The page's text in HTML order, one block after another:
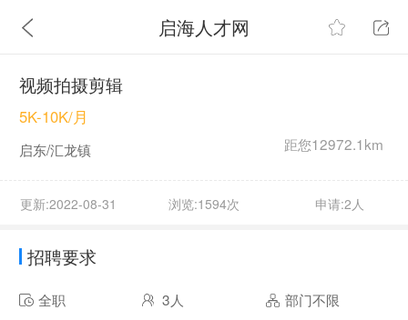
启海人才网
视频拍摄剪辑
距您12972.1km
5K-10K/月
启东/汇龙镇
更新:2022-08-31 浏览:1594次 申请:2人
招聘要求
全职 3人
部门不限